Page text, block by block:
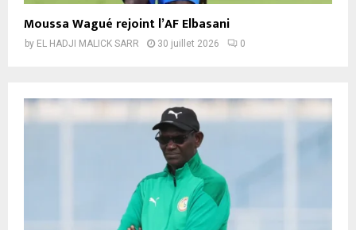
Moussa Wagué rejoint l’AF Elbasani
by EL HADJI MALICK SARR 30 juillet 2026 0